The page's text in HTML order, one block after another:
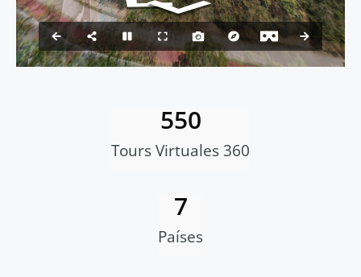
Tours Virtuales 360
550
Países
7